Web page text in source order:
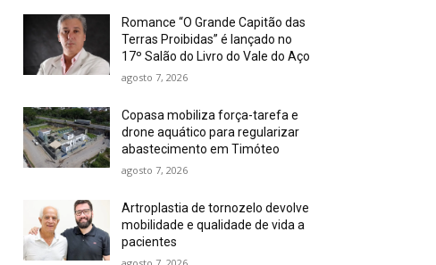
Romance “O Grande Capitão das
Terras Proibidas” é lançado no
17º Salão do Livro do Vale do Aço
agosto 7, 2026
Copasa mobiliza força-tarefa e
drone aquático para regularizar
abastecimento em Timóteo
agosto 7, 2026
Artroplastia de tornozelo devolve
mobilidade e qualidade de vida a
pacientes